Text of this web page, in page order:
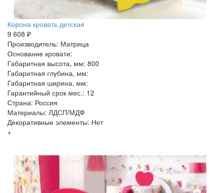
Корона кровать детская
9 608 ₽
Производитель: Матрица
Основание кровати:
Габаритная высота, мм: 800
Габаритная глубина, мм:
Габаритная ширина, мм:
Гарантийный срок мес.: 12
Страна: Россия
Материалы: ЛДСП/МДФ
Декоративные элементы: Нет
+